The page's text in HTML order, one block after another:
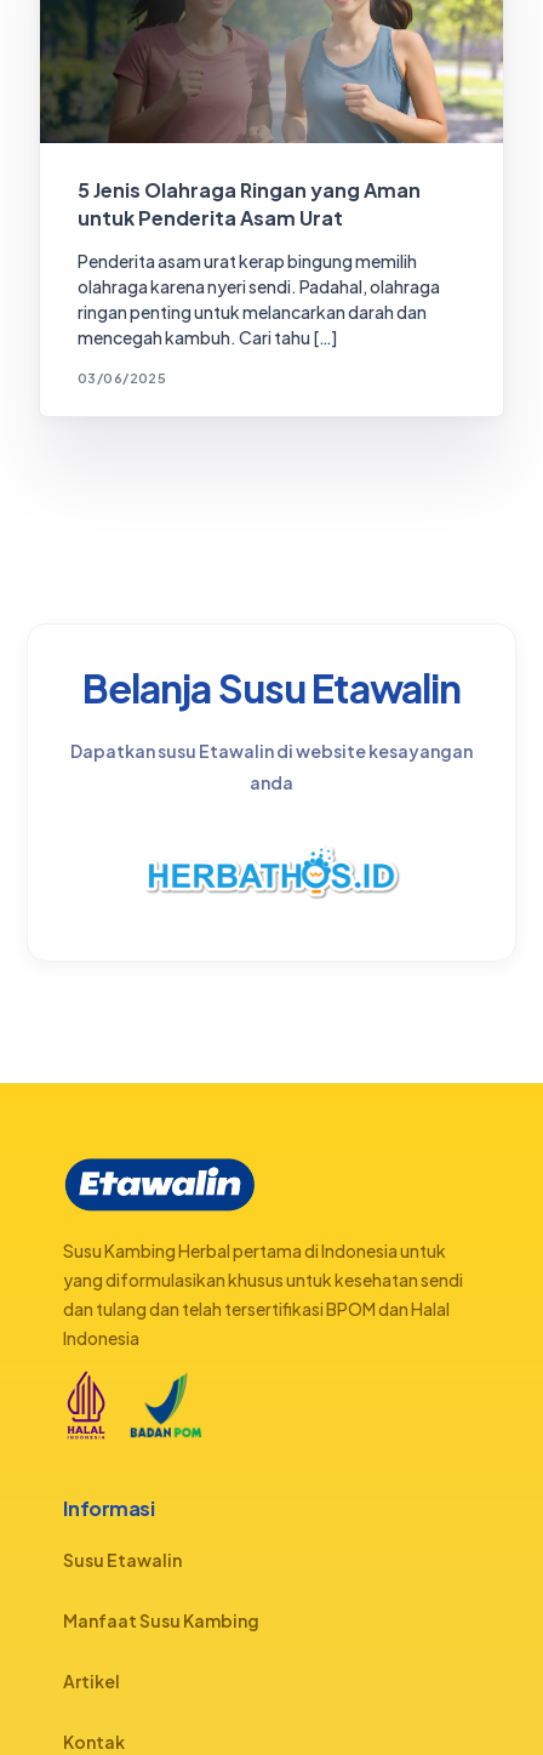
5 Jenis Olahraga Ringan yang Aman
untuk Penderita Asam Urat
Penderita asam urat kerap bingung memilih
olahraga karena nyeri sendi. Padahal, olahraga
ringan penting untuk melancarkan darah dan
mencegah kambuh. Cari tahu […]
03/06/2025
Belanja Susu Etawalin
Dapatkan susu Etawalin di website kesayangan
anda
Susu Kambing Herbal pertama di Indonesia untuk
yang diformulasikan khusus untuk kesehatan sendi
dan tulang dan telah tersertifikasi BPOM dan Halal
Indonesia
Informasi
Susu Etawalin
Manfaat Susu Kambing
Artikel
Kontak